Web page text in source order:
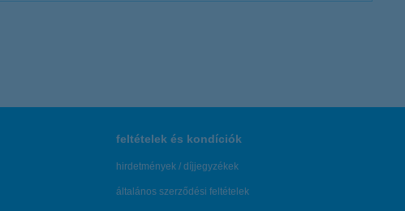
feltételek és kondíciók
hirdetmények / díjjegyzékek
általános szerződési feltételek